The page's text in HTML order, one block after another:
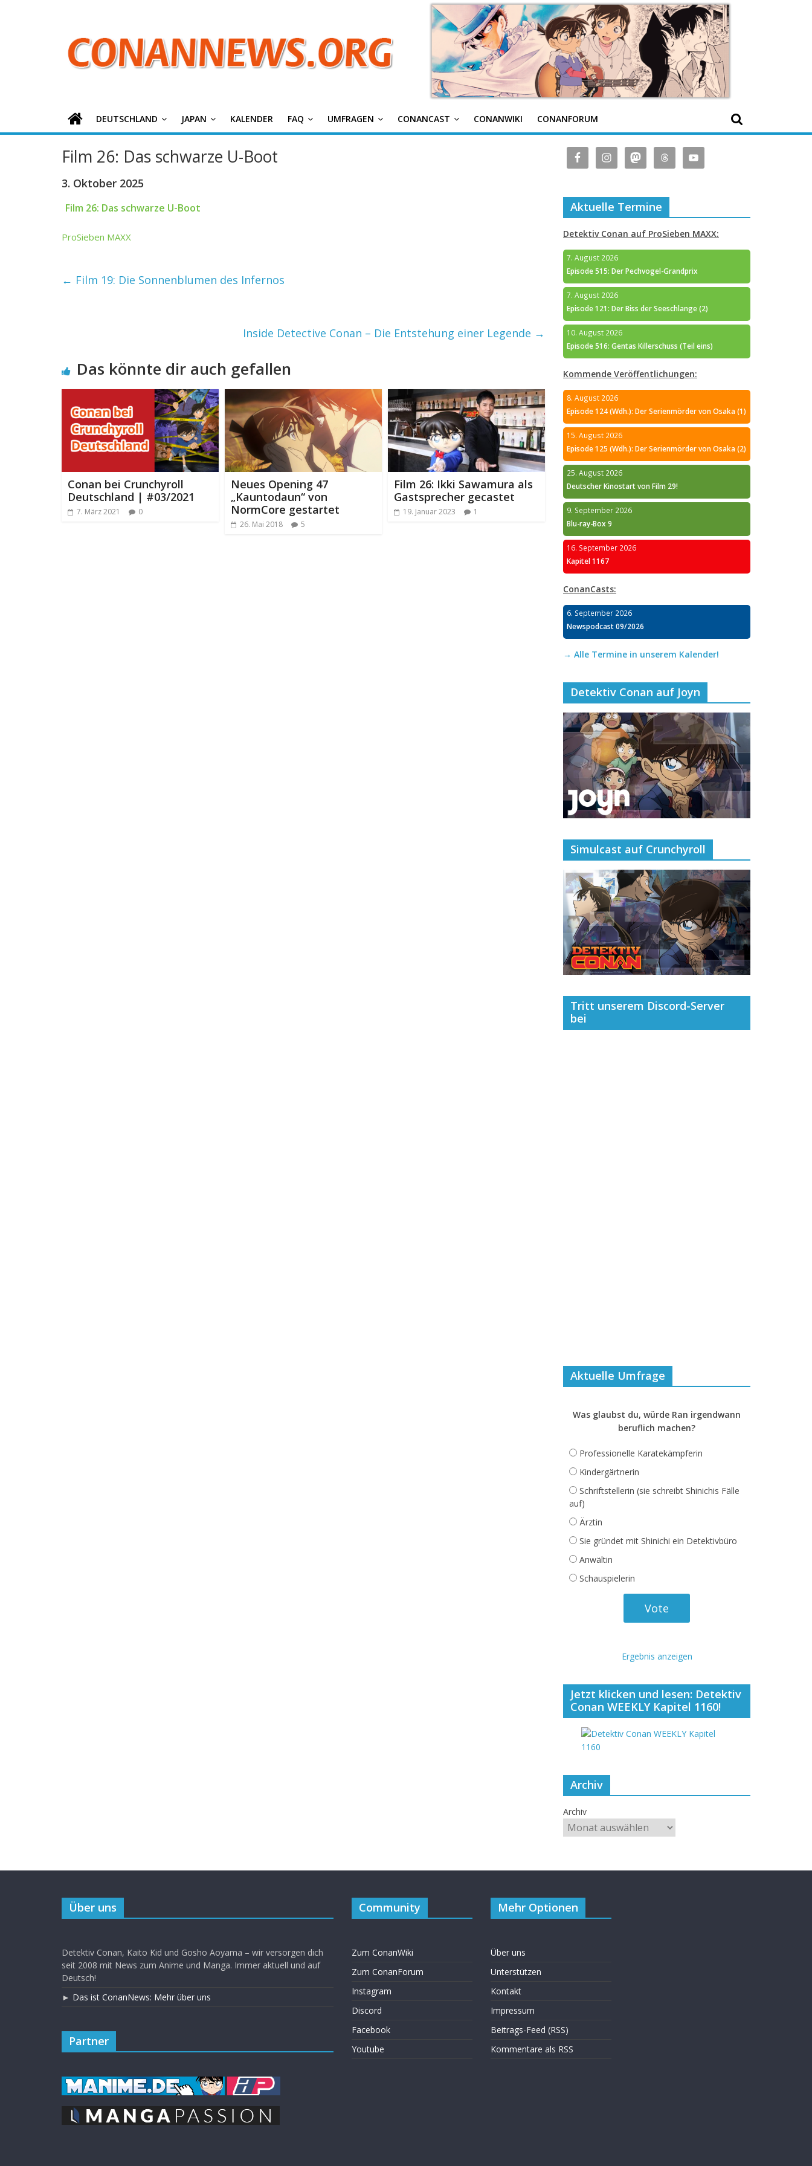
Detektiv
Conan
News
DEUTSCHLAND JAPAN KALENDER FAQ UMFRAGEN CONANCAST CONANWIKI CONANFORUM
Film 26: Das schwarze U-Boot
3. Oktober 2025
Film 26: Das schwarze U-Boot
ProSieben MAXX
← Film 19: Die Sonnenblumen des Infernos
Inside Detective Conan – Die Entstehung einer Legende →
Das könnte dir auch gefallen
Conan bei Crunchyroll
Deutschland | #03/2021
7. März 2021 0
Neues Opening 47
„Kauntodaun“ von
NormCore gestartet
26. Mai 2018 5
Film 26: Ikki Sawamura als
Gastsprecher gecastet
19. Januar 2023 1
Aktuelle Termine
Detektiv Conan auf ProSieben MAXX:
7. August 2026
Episode 515: Der Pechvogel-Grandprix
7. August 2026
Episode 121: Der Biss der Seeschlange (2)
10. August 2026
Episode 516: Gentas Killerschuss (Teil eins)
Kommende Veröffentlichungen:
8. August 2026
Episode 124 (Wdh.): Der Serienmörder von Osaka (1)
15. August 2026
Episode 125 (Wdh.): Der Serienmörder von Osaka (2)
25. August 2026
Deutscher Kinostart von Film 29!
9. September 2026
Blu-ray-Box 9
16. September 2026
Kapitel 1167
ConanCasts:
6. September 2026
Newspodcast 09/2026
→ Alle Termine in unserem Kalender!
Detektiv Conan auf Joyn
Simulcast auf Crunchyroll
Tritt unserem Discord-Server
bei
Aktuelle Umfrage
Was glaubst du, würde Ran irgendwann
beruflich machen?
Professionelle Karatekämpferin
Kindergärtnerin
Schriftstellerin (sie schreibt Shinichis Fälle
auf)
Ärztin
Sie gründet mit Shinichi ein Detektivbüro
Anwältin
Schauspielerin
Ergebnis anzeigen
Jetzt klicken und lesen: Detektiv
Conan WEEKLY Kapitel 1160!
Archiv
Archiv
Über uns
Detektiv Conan, Kaito Kid und Gosho Aoyama – wir versorgen dich
seit 2008 mit News zum Anime und Manga. Immer aktuell und auf
Deutsch!
► Das ist ConanNews: Mehr über uns
Partner
Community
Zum ConanWiki
Zum ConanForum
Instagram
Discord
Facebook
Youtube
Mehr Optionen
Über uns
Unterstützen
Kontakt
Impressum
Beitrags-Feed (RSS)
Kommentare als RSS